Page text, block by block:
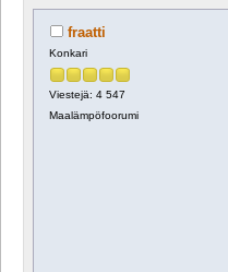
fraatti
Konkari
Viestejä: 4 547
Maalämpöfoorumi